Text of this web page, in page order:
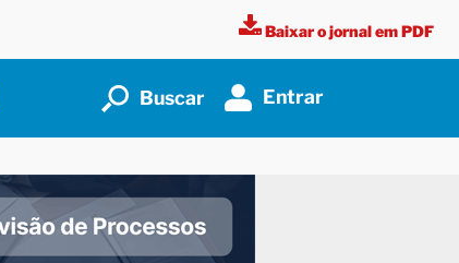
Baixar o jornal em PDF
Buscar Entrar